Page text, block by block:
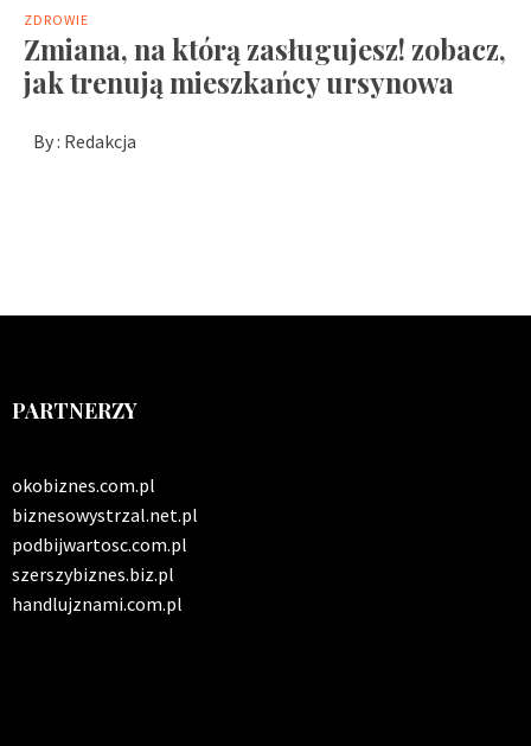
ZDROWIE
Zmiana, na którą zasługujesz! zobacz,
jak trenują mieszkańcy ursynowa
By : Redakcja
PARTNERZY
okobiznes.com.pl
biznesowystrzal.net.pl
podbijwartosc.com.pl
szerszybiznes.biz.pl
handlujznami.com.pl